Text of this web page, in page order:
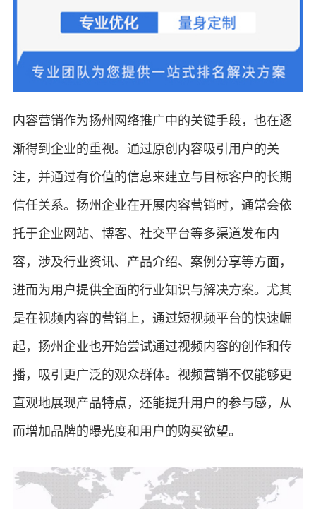
内容营销作为扬州网络推广中的关键手段，也在逐
渐得到企业的重视。通过原创内容吸引用户的关
注，并通过有价值的信息来建立与目标客户的长期
信任关系。扬州企业在开展内容营销时，通常会依
托于企业网站、博客、社交平台等多渠道发布内
容，涉及行业资讯、产品介绍、案例分享等方面，
进而为用户提供全面的行业知识与解决方案。尤其
是在视频内容的营销上，通过短视频平台的快速崛
起，扬州企业也开始尝试通过视频内容的创作和传
播，吸引更广泛的观众群体。视频营销不仅能够更
直观地展现产品特点，还能提升用户的参与感，从
而增加品牌的曝光度和用户的购买欲望。